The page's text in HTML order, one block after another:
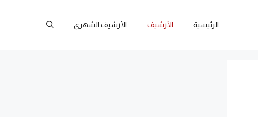
الرئيسية الأرشيف الأرشيف الشهري